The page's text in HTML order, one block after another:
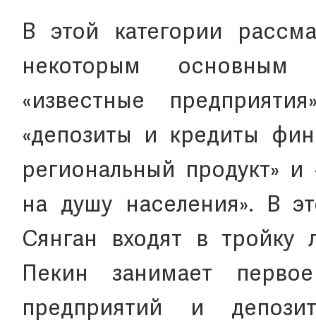
В этой категории
некоторым основным
«известные
«депозиты и кредиты
региональный продукт»
на душу населения». В
Сянган входят в тройку
Пекин занимает
предприятий и